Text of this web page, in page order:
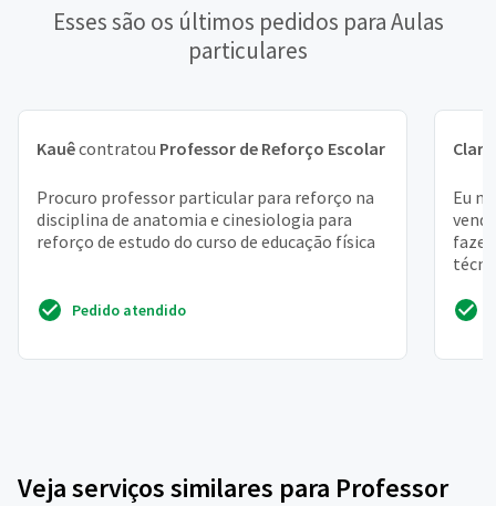
Esses são os últimos pedidos para Aulas
particulares
Kauêcontratou Professor de Reforço Escolar
Procuro professor particular para reforço na
disciplina de anatomia e cinesiologia para
reforço de estudo do curso de educação física
Pedido atendido
Clara
Eu
fazer
Veja serviços similares para Professor